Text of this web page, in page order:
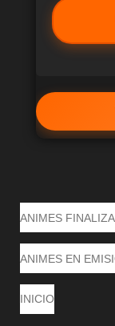
ANIMES
ANIMES EN
INICIO